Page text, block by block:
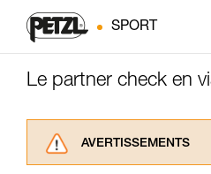
SPORT
Le partner check en
AVERTISSEMENTS